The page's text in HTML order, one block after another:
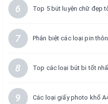
6 Top 5 bút luyện chữ đẹp
7 Phân biệt các loại pin
8 Top các loại bút bi tốt
9 Các loại giấy photo khổ